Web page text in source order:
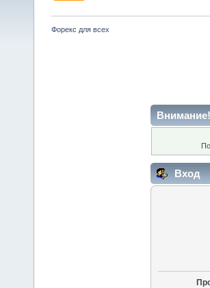
Форекс для всех
Внимание!
Вход